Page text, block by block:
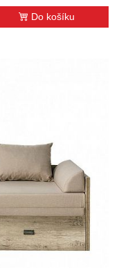
Do košíku